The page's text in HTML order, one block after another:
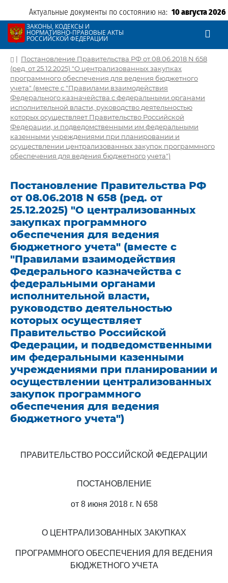
Актуальные документы по состоянию на: 10 августа 2026
ЗАКОНЫ, КОДЕКСЫ И
НОРМАТИВНО-ПРАВОВЫЕ АКТЫ
РОССИЙСКОЙ ФЕДЕРАЦИИ
| Постановление Правительства РФ от 08.06.2018 N 658
(ред. от 25.12.2025) "О централизованных закупках
программного обеспечения для ведения бюджетного
учета" (вместе с "Правилами взаимодействия
Федерального казначейства с федеральными органами
исполнительной власти, руководство деятельностью
которых осуществляет Правительство Российской
Федерации, и подведомственными им федеральными
казенными учреждениями при планировании и
осуществлении централизованных закупок программного
обеспечения для ведения бюджетного учета")
Постановление Правительства РФ
от 08.06.2018 N 658 (ред. от
25.12.2025) "О централизованных
закупках программного
обеспечения для ведения
бюджетного учета" (вместе с
"Правилами взаимодействия
Федерального казначейства с
федеральными органами
исполнительной власти,
руководство деятельностью
которых осуществляет
Правительство Российской
Федерации, и подведомственными
им федеральными казенными
учреждениями при планировании и
осуществлении централизованных
закупок программного
обеспечения для ведения
бюджетного учета")
ПРАВИТЕЛЬСТВО РОССИЙСКОЙ ФЕДЕРАЦИИ
ПОСТАНОВЛЕНИЕ
от 8 июня 2018 г. N 658
О ЦЕНТРАЛИЗОВАННЫХ ЗАКУПКАХ
ПРОГРАММНОГО ОБЕСПЕЧЕНИЯ ДЛЯ ВЕДЕНИЯ
БЮДЖЕТНОГО УЧЕТА